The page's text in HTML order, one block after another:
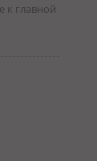
к главной